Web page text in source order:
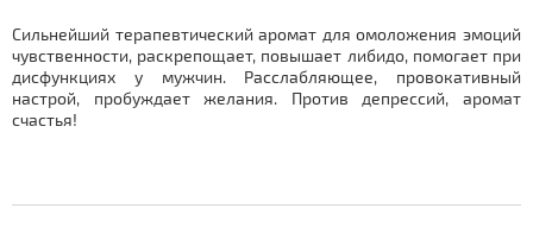
Сильнейший терапевтический аромат для омоложения эмоций
чувственности, раскрепощает, повышает либидо, помогает при
дисфункциях у мужчин. Расслабляющее, провокативный
настрой, пробуждает желания. Против депрессий, аромат
счастья!